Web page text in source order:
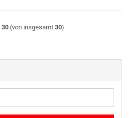
30 (von insgesamt 30)